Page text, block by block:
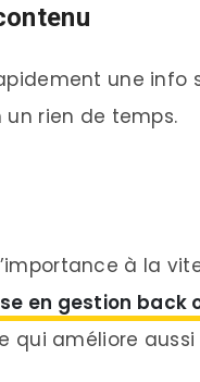
une info
un rien de temps.
à la
en gestion back
qui améliore